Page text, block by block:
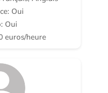
Oui
Oui
euros/heure